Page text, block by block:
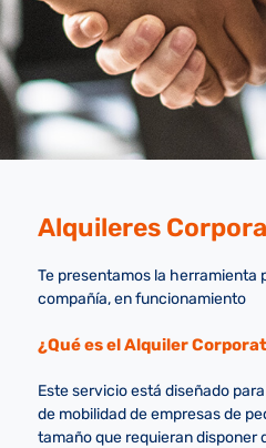
Alquileres
Te presentamos la herramienta
compañía, en funcionamiento
¿Qué es el Alquiler
Este servicio está diseñado
de mobilidad de empresas de
tamaño que requieran disponer